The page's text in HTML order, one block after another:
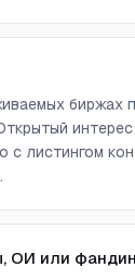
биржах
листингом
ОИ или